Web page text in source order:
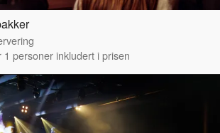
personer inkludert i prisen